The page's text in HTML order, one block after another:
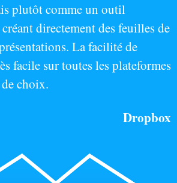
plutôt comme un outil
directement des feuilles de
La facilité de
facile sur toutes les plateformes
choix.
Dropbox